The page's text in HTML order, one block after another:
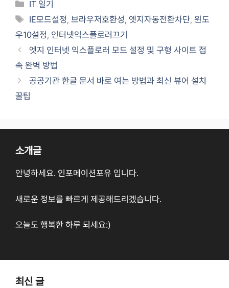
Categories
IT 일기
Tags
IE모드설정,브라우저호환성,엣지자동전환차단,윈도
우10설정, 인터넷익스플로러끄기
엣지 인터넷 익스플로러 모드 설정 및 구형 사이트 접
속 완벽 방법
공공기관 한글 문서 바로 여는 방법과 최신 뷰어 설치
꿀팁
소개글
안녕하세요. 인포메이션포유 입니다.
새로운 정보를 빠르게 제공해드리겠습니다.
오늘도 행복한 하루 되세요:)
최신 글